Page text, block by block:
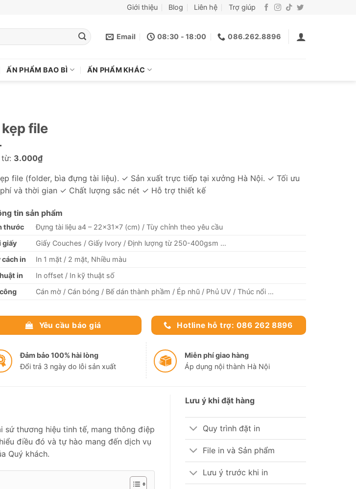
Giới thiệu Blog Liên hệ Trợ giúp
Email 08:30 - 18:00 086.262.8896
ẤN PHẨM BAO BÌ ẤN PHẨM KHÁC
file
từ: 3.000₫
file (folder, bìa đựng tài liệu). ✓ Sản xuất trực tiếp tại xưởng Hà Nội. ✓ Tối ưu
và thời gian ✓ Chất lượng sắc nét ✓ Hỗ trợ thiết kế
tin sản phẩm
thước
Đựng tài liệu a4 – 22x31x7 (cm) / Tùy chỉnh theo yêu cầu
giấy
Giấy Couches / Giấy Ivory / Định lượng từ 250-400gsm …
cách in
In 1 mặt / 2 mặt, Nhiều màu
in
In offset / In kỹ thuật số
Cán mờ / Cán bóng / Bế dán thành phầm / Ép nhũ / Phủ UV / Thúc nổi …
Yêu cầu báo giá Hotline hỗ trợ: 086 262 8896
Đảm bảo 100% hài lòng
Đổi trả 3 ngày do lỗi sản xuất
Miễn phí giao hàng
Áp dụng nội thành Hà Nội
thương hiệu tinh tế, mang thông điệp
điều đó và tự hào mang đến dịch vụ
Quý khách.
Lưu ý khi đặt hàng
Quy trình đặt in
File in và Sản phẩm
Lưu ý trước khi in